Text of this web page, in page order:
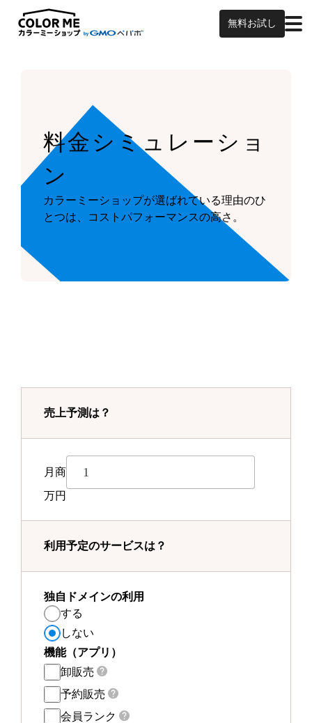
無料お試し
料金シミュレーショ
ン
カラーミーショップが選ばれている理由のひ
とつは、 コストパフォーマンスの高さ。
売上予測は？
月商
万円
利用予定のサービスは？
独自ドメインの利用
する
しない
機能（アプリ）
卸販売
予約販売
会員ランク